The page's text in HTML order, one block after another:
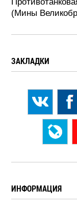
(Мины
ЗАКЛАДКИ
ИНФОРМАЦИЯ